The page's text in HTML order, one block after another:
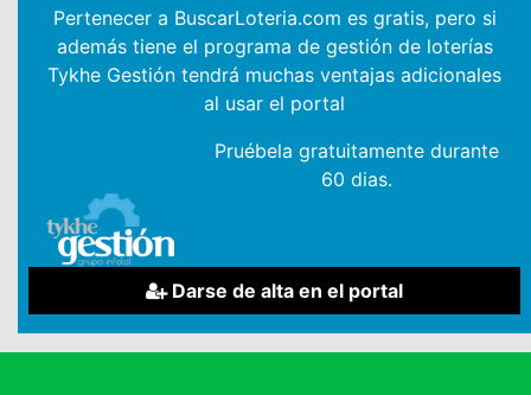
Pertenecer a BuscarLoteria.com es gratis, pero si
además tiene el programa de gestión de loterías
Tykhe Gestión tendrá muchas ventajas adicionales
al usar el portal
Pruébela gratuitamente durante
60 dias.
Darse de alta en el portal